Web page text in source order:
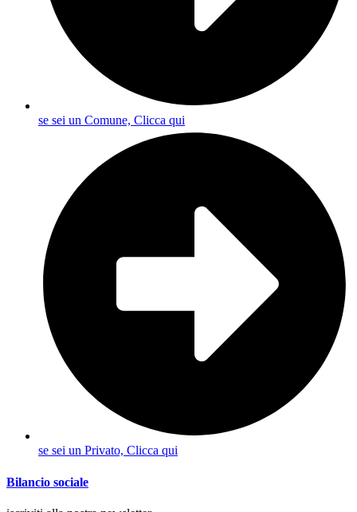
se sei un Comune, Clicca qui
se sei un Privato, Clicca qui
Bilancio sociale